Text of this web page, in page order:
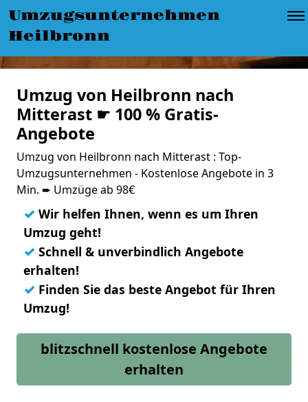
Umzugsunternehmen
Heilbronn
Umzug von Heilbronn nach
Mitterast ☛ 100 % Gratis-
Angebote
Umzug von Heilbronn nach Mitterast : Top-
Umzugsunternehmen - Kostenlose Angebote in 3
Min. ➨ Umzüge ab 98€
✓ Wir helfen Ihnen, wenn es um Ihren
Umzug geht!
✓ Schnell & unverbindlich Angebote
erhalten!
✓ Finden Sie das beste Angebot für Ihren
Umzug!
blitzschnell kostenlose Angebote
erhalten